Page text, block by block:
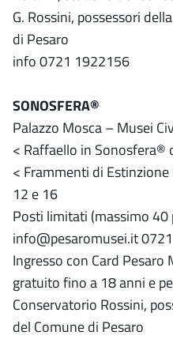
G. Rossini, possessori
di Pesaro
info 0721 1922156
SONOSFERA®
Palazzo Mosca – Musei
< Raffaello in Sonosfera®
< Frammenti di
12 e 16
Posti limitati (massimo
info@pesaromusei.it
Ingresso con Card
gratuito fino a 18 anni e
Conservatorio Rossini,
del Comune di Pesaro